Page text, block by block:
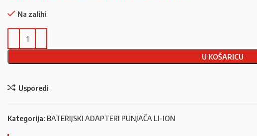
Na zalihi
U KOŠARICU
Usporedi
Kategorija: BATERIJSKI ADAPTERI PUNJAČA LI-ION